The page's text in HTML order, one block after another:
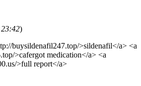
23:42)
buysildenafil247.top/>sildenafil</a> <a
>cafergot medication</a> <a
>full report</a>